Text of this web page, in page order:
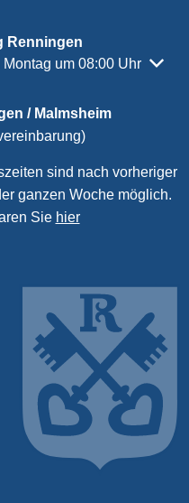
Renningen
oder Schließzeiten
um 08:00 Uhr
/ Malmsheim
sind nach vorheriger
ganzen Woche möglich.
Sie hier